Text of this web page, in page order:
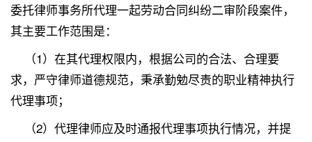
委托律师事务所代理一起劳动合同纠纷二审阶段案件，
其主要工作范围是：
（1）在其代理权限内，根据公司的合法、合理要
求，严守律师道德规范，秉承勤勉尽责的职业精神执行
代理事项；
（2）代理律师应及时通报代理事项执行情况，并提